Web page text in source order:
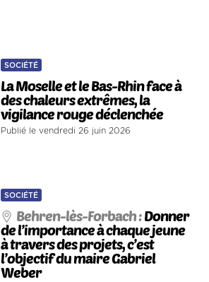
SOCIÉTÉ
La Moselle et le Bas-Rhin face à
des chaleurs extrêmes, la
vigilance rouge déclenchée
Publié le vendredi 26 juin 2026
SOCIÉTÉ
Behren-lès-Forbach :Donner
de l’importance à chaque jeune
à travers des projets, c’est
l’objectif du maire Gabriel
Weber